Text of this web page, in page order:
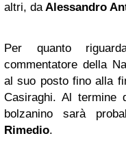
altri, da Alessandro
Per quanto
commentatore della
al suo posto fino alla
Casiraghi. Al termine
bolzanino sarà
Rimedio.